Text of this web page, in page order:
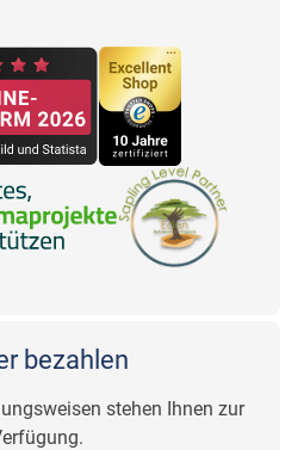
bezahlen
stehen Ihnen zur